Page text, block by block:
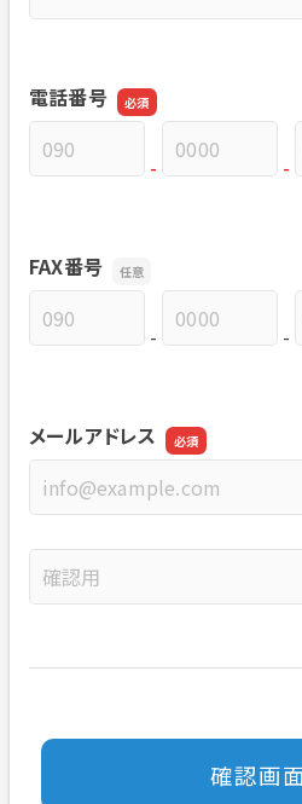
電話番号
電話番号の市外局番
-
電話番号の市内局番 -
電話番号の加入者番号
FAX番号
FAX番号の市外局番
-
FAX番号の市内局番 -
FAX番号の加入者番号
メールアドレス
メールアドレス
メールアドレスの確認用